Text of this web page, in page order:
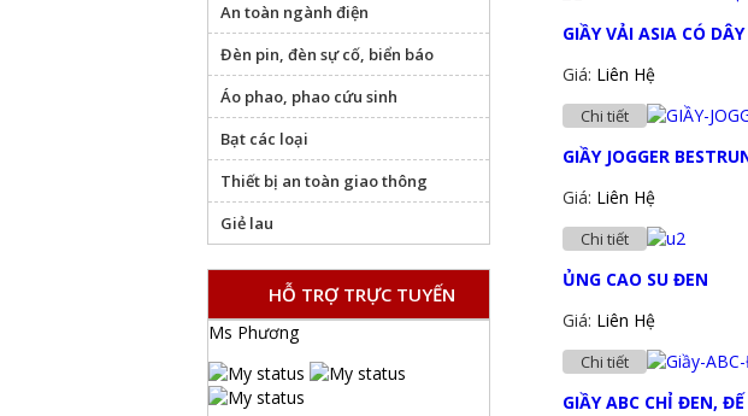
GIẦY VẢI ASIA CÓ DÂY
Giá: Liên Hệ
Chi tiết
GIẦY JOGGER
Giá: Liên Hệ
Chi tiết
ỦNG CAO SU ĐEN
Giá: Liên Hệ
Chi tiết
GIẦY ABC CHỈ ĐEN,
An toàn ngành điện
Đèn pin, đèn sự cố, biển báo
Áo phao, phao cứu sinh
Bạt các loại
Thiết bị an toàn giao thông
Giẻ lau
HỖ TRỢ TRỰC TUYẾN
Ms Phương